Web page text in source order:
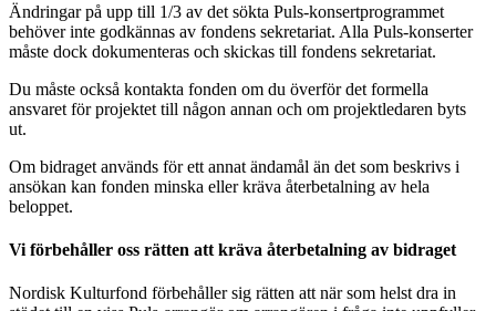
Ändringar på upp till 1/3 av det sökta Puls-konsertprogrammet
behöver inte godkännas av fondens sekretariat. Alla Puls-konserter
måste dock dokumenteras och skickas till fondens sekretariat.
Du måste också kontakta fonden om du överför det formella
ansvaret för projektet till någon annan och om projektledaren byts
ut.
Om bidraget används för ett annat ändamål än det som beskrivs i
ansökan kan fonden minska eller kräva återbetalning av hela
beloppet.
Vi förbehåller oss rätten att kräva återbetalning av bidraget
Nordisk Kulturfond förbehåller sig rätten att när som helst dra in